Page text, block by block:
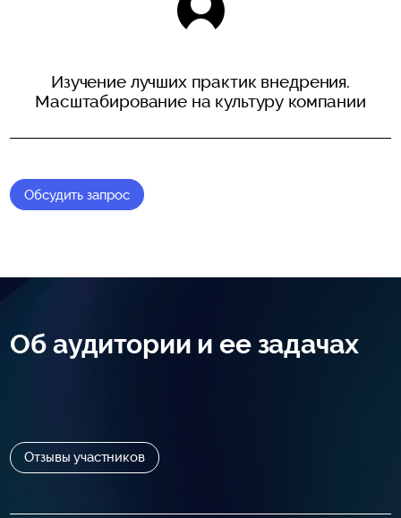
Изучение лучших практик внедрения.
Масштабирование на культуру компании
Обсудить запрос
Об аудитории и ее задачах
Отзывы участников